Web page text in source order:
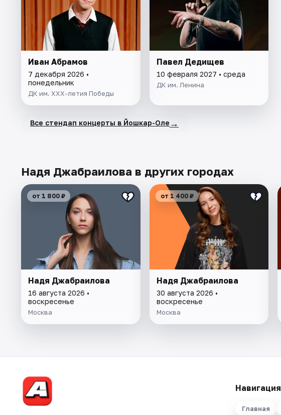
Иван Абрамов
7 декабря 2026 •
понедельник
ДК им. XXX-летия Победы
Павел Дедищев
10 февраля 2027 • среда
ДК им. Ленина
Все стендап концерты в Йошкар-Оле →
Надя Джабраилова в других городах
от 1 800 ₽
Надя Джабраилова
16 августа 2026 •
воскресенье
Москва
от 1 400 ₽
Надя Джабраилова
30 августа 2026 •
воскресенье
Москва
Навигация
Главная